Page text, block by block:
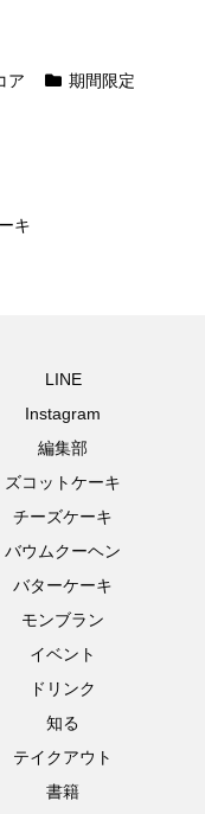
ア
期間限定
キ
LINE
Instagram
編集部
ズコットケーキ
チーズケーキ
バウムクーヘン
バターケーキ
モンブラン
イベント
ドリンク
知る
テイクアウト
書籍